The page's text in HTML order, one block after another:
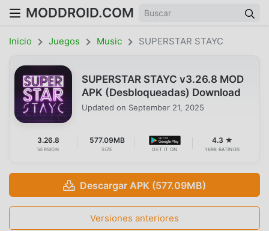
MODDROID.COM
Inicio Juegos Music SUPERSTAR STAYC
SUPERSTAR STAYC v3.26.8 MOD
APK (Desbloqueadas) Download
Updated on September 21, 2025
3.26.8
VERSION
577.09MB
SIZE GET IT ON
4.3 ★
1698 RATINGS
Descargar APK (577.09MB)
Versiones anteriores